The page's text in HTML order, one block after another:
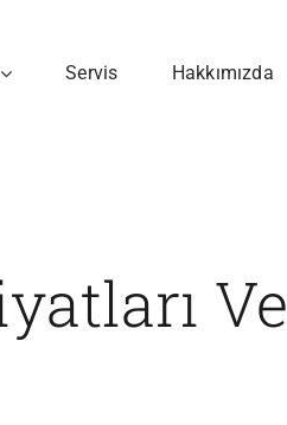
Servis Hakkımızda
Ve